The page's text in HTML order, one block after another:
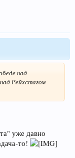
над
Рейхстагом
уже давно
то!